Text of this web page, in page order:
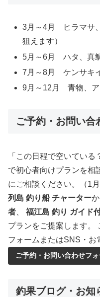
3月～4月 ヒラマサ
狙えます）
5月～6月 ハタ、真
7月～8月 ケンサキ
9月～12月 青物、ア
ご予約・お問い合
「この日程で空いてい
で初心者向けプランを相
にご相談ください。（1
列島 釣り船 チャーター
者
福江島 釣り ガイド
プランをご提案します。
フォームまたはSNS・お
ご予約・お問い合わせフ
釣果ブログ・お知